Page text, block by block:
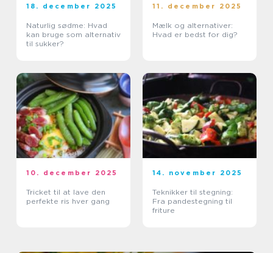
18. december 2025
Naturlig sødme: Hvad
kan bruge som alternativ
til sukker?
11. december 2025
Mælk og alternativer:
Hvad er bedst for dig?
10. december 2025
Tricket til at lave den
perfekte ris hver gang
14. november 2025
Teknikker til stegning:
Fra pandestegning til
friture